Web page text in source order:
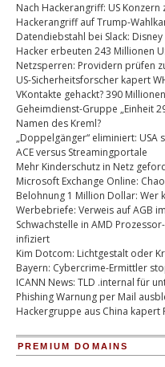
Nach Hackerangriff: US
Hackerangriff auf Trump-
Datendiebstahl bei Slack:
Hacker erbeuten 243 Millionen
Netzsperren: Providern prüfen
US-Sicherheitsforscher kapert
VKontakte gehackt? 390
Geheimdienst-Gruppe „Einheit
Namen des Kreml?
„Doppelgänger“ eliminiert:
ACE versus Streamingportale
Mehr Kinderschutz in Netz
Microsoft Exchange Online:
Belohnung 1 Million Dollar: Wer
Werbebriefe: Verweis auf AGB
Schwachstelle in AMD
infiziert
Kim Dotcom: Lichtgestalt oder
Bayern: Cybercrime-Ermittler
ICANN News: TLD .internal für
Phishing Warnung per Mail
Hackergruppe aus China kapert
PREMIUM DOMAINS